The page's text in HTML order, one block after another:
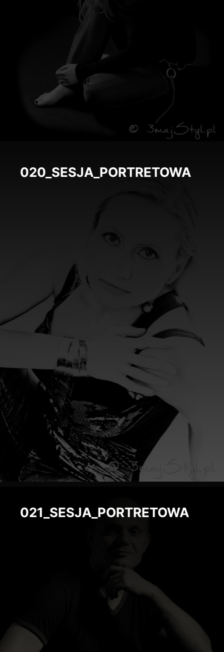
020_SESJA_PORTRETOWA
021_SESJA_PORTRETOWA